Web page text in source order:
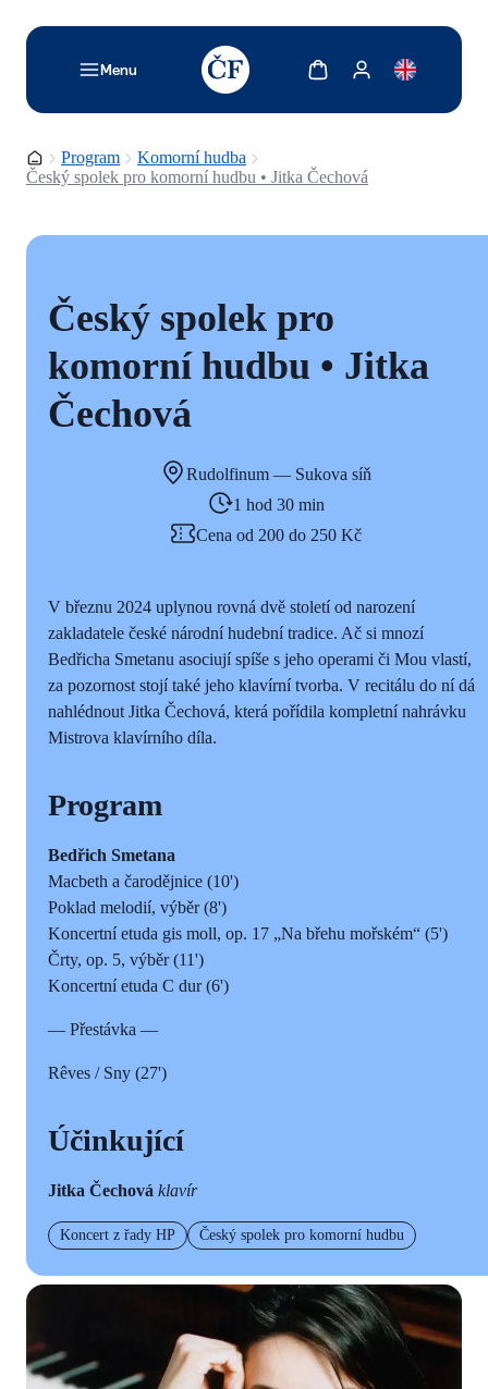
Menu
TODO: Add description for reader
Zobrazit košíkZobrazit můj účet
Domovská stránka
Program
Komorní hudba
Český spolek pro komorní hudbu • Jitka Čechová
Český spolek pro
komorní hudbu • Jitka
Čechová
Rudolfinum — Sukova síň
1 hod 30 min
Cena od 200 do 250 Kč
V březnu 2024 uplynou rovná dvě století od narození
zakladatele české národní hudební tradice. Ač si mnozí
Bedřicha Smetanu asociují spíše s jeho operami či Mou vlastí,
za pozornost stojí také jeho klavírní tvorba. V recitálu do ní dá
nahlédnout Jitka Čechová, která pořídila kompletní nahrávku
Mistrova klavírního díla.
Program
Bedřich Smetana
Macbeth a čarodějnice (10')
Poklad melodií, výběr (8')
Koncertní etuda gis moll, op. 17 „Na břehu mořském“ (5')
Črty, op. 5, výběr (11')
Koncertní etuda C dur (6')
— Přestávka —
Rêves / Sny (27')
Účinkující
Jitka Čechová klavír
Koncert z řady HP Český spolek pro komorní hudbu